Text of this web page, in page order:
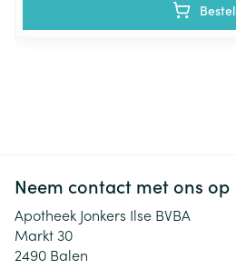
Bestel
Neem contact met ons op
Apotheek Jonkers Ilse BVBA
Markt 30
2490 Balen